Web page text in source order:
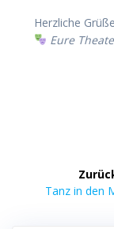
Herzliche
Eure
Vorheriger
Tanz in den